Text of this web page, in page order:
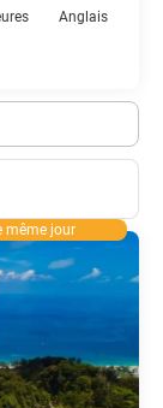
Anglais
même jour